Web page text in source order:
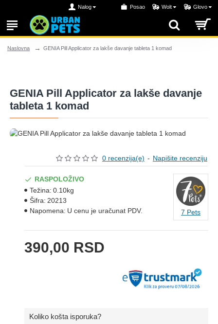
Nalog Posao Wolt Glovo
Naslovna GENIA Pill Applicator za lakše davanje tableta 1 komad
GENIA Pill Applicator za lakše davanje
tableta 1 komad
0 recenzija(e) - Napišite recenziju
390,00 RSD
RASPOLOŽIVO
Težina: 0.10kg
Šifra: 20213
Napomena: U cenu je uračunat PDV. 7 Pets
Koliko košta isporuka?